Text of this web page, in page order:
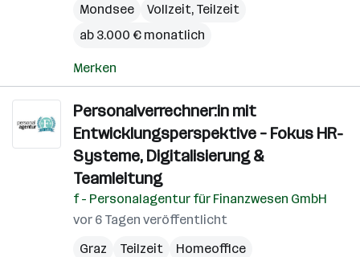
Mondsee
Vollzeit, Teilzeit
ab 3.000 € monatlich
Merken
Personalverrechner:in mit
Entwicklungsperspektive – Fokus HR-
Systeme, Digitalisierung &
Teamleitung
f - Personalagentur für Finanzwesen GmbH
vor 6 Tagen veröffentlicht
Graz
Teilzeit
Homeoffice